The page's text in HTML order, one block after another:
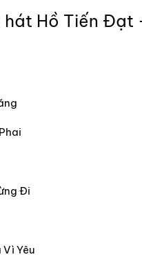
Hồ Tiến Đạt
Đi
Vì Yêu